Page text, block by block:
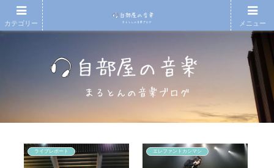
ライブレポート エレファントカシマシ
カテゴリー メニュー